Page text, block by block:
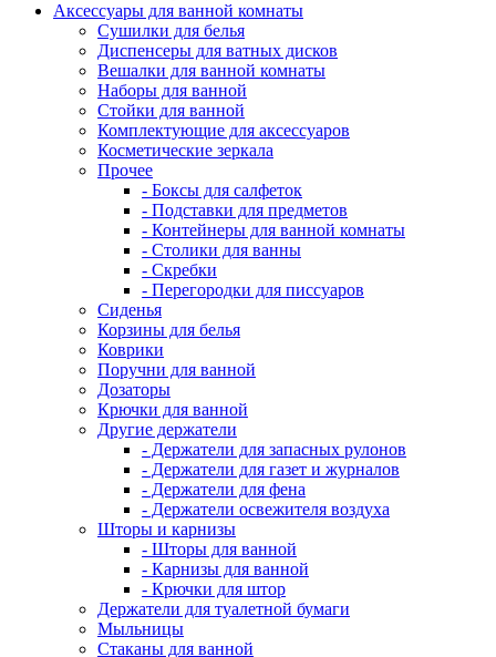
Аксессуары для ванной комнаты
Сушилки для белья
Диспенсеры для ватных дисков
Вешалки для ванной комнаты
Наборы для ванной
Стойки для ванной
Комплектующие для аксессуаров
Косметические зеркала
Прочее
- Боксы для салфеток
- Подставки для предметов
- Контейнеры для ванной комнаты
- Столики для ванны
- Скребки
- Перегородки для писсуаров
Сиденья
Корзины для белья
Коврики
Поручни для ванной
Дозаторы
Крючки для ванной
Другие держатели
- Держатели для запасных рулонов
- Держатели для газет и журналов
- Держатели для фена
- Держатели освежителя воздуха
Шторы и карнизы
- Шторы для ванной
- Карнизы для ванной
- Крючки для штор
Держатели для туалетной бумаги
Мыльницы
Стаканы для ванной